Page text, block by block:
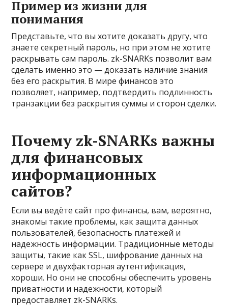
Пример из жизни для
понимания
Представьте, что вы хотите доказать другу, что
знаете секретный пароль, но при этом не хотите
раскрывать сам пароль. zk-SNARKs позволит вам
сделать именно это — доказать наличие знания
без его раскрытия. В мире финансов это
позволяет, например, подтвердить подлинность
транзакции без раскрытия суммы и сторон сделки.
Почему zk-SNARKs важны
для финансовых
информационных
сайтов?
Если вы ведёте сайт про финансы, вам, вероятно,
знакомы такие проблемы, как защита данных
пользователей, безопасность платежей и
надежность информации. Традиционные методы
защиты, такие как SSL, шифрование данных на
сервере и двухфакторная аутентификация,
хороши. Но они не способны обеспечить уровень
приватности и надежности, который
предоставляет zk-SNARKs.